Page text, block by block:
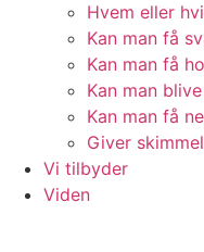
Hvem eller
Kan man få
Kan man få
Kan man
Kan man få
Giver
Vi tilbyder
Viden